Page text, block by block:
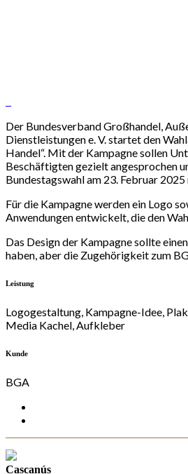
Der Bundesverband Großhandel,
Dienstleistungen e. V. startet den
Handel“. Mit der Kampagne sollen
Beschäftigten gezielt angesprochen
Bundestagswahl am 23. Februar
Für die Kampagne werden ein Logo
Anwendungen entwickelt, die den
Das Design der Kampagne sollte
haben, aber die Zugehörigkeit zum
Leistung
Logogestaltung, Kampagne-Idee,
Media Kachel, Aufkleber
Kunde
BGA
Cascanús